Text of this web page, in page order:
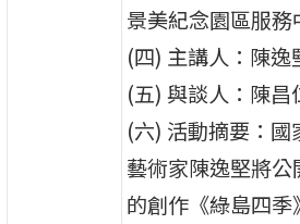
景美紀念園區服務
(四) 主講人：陳逸
(五) 與談人：陳昌
(六) 活動摘要：
藝術家陳逸堅將
的創作《綠島四